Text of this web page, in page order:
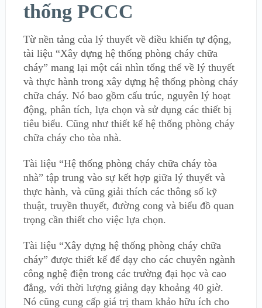
thống PCCC
Từ nền tảng của lý thuyết về điều khiển tự động,
tài liệu “Xây dựng hệ thống phòng cháy chữa
cháy” mang lại một cái nhìn tổng thể về lý thuyết
và thực hành trong xây dựng hệ thống phòng cháy
chữa cháy. Nó bao gồm cấu trúc, nguyên lý hoạt
động, phân tích, lựa chọn và sử dụng các thiết bị
tiêu biểu. Cũng như thiết kế hệ thống phòng cháy
chữa cháy cho tòa nhà.
Tài liệu “Hệ thống phòng cháy chữa cháy tòa
nhà” tập trung vào sự kết hợp giữa lý thuyết và
thực hành, và cũng giải thích các thông số kỹ
thuật, truyền thuyết, đường cong và biểu đồ quan
trọng cần thiết cho việc lựa chọn.
Tài liệu “Xây dựng hệ thống phòng cháy chữa
cháy” được thiết kế để dạy cho các chuyên ngành
công nghệ điện trong các trường đại học và cao
đẳng, với thời lượng giảng dạy khoảng 40 giờ.
Nó cũng cung cấp giá trị tham khảo hữu ích cho